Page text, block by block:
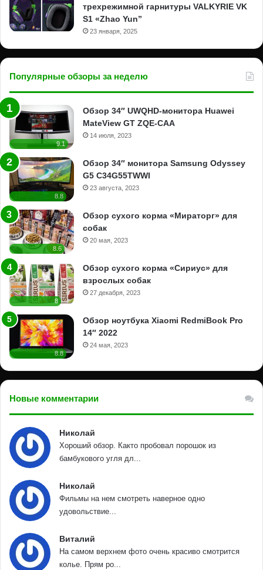
трехрежимной гарнитуры VALKYRIE VK
S1 «Zhao Yun”
23 января, 2025
Популярные обзоры за неделю
9.1
Обзор 34″ UWQHD-монитора Huawei
MateView GT ZQE-CAA
14 июля, 2023
8.8
Обзор 34″ монитора Samsung Odyssey
G5 C34G55TWWI
23 августа, 2023
8.6
Обзор сухого корма «Мираторг» для
собак
20 мая, 2023
8
Обзор сухого корма «Сириус» для
взрослых собак
27 декабря, 2023
8.8
Обзор ноутбука Xiaomi RedmiBook Pro
14″ 2022
24 мая, 2023
Новые комментарии
Николай
Хороший обзор. Както пробовал порошок из
бамбукового угля дл...
Николай
Фильмы на нем смотреть наверное одно
удовольствие...
Виталий
На самом верхнем фото очень красиво смотрится
колье. Прям ро...